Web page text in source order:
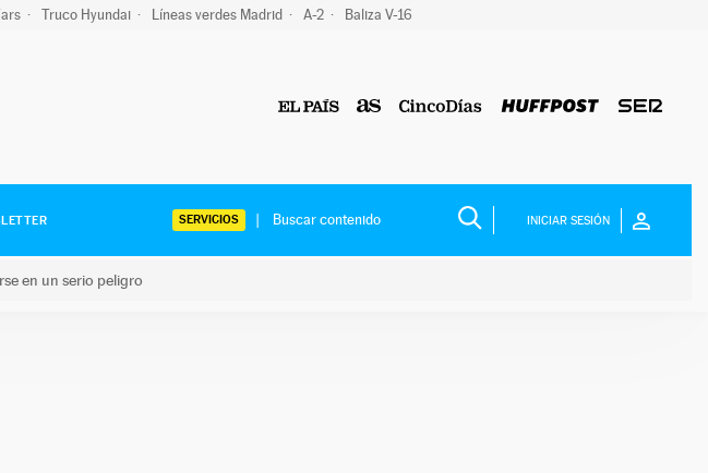
Truco Hyundai Líneas verdes Madrid A-2 Baliza V-16
SERVICIOS INICIAR SESIÓN
en un serio peligro